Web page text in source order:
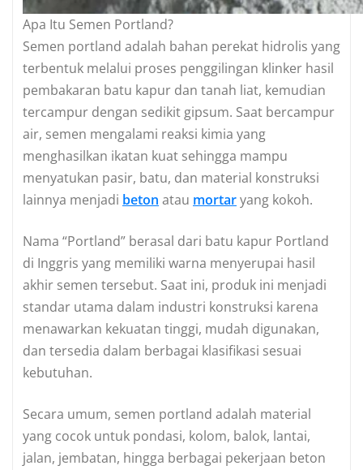
Apa Itu Semen Portland?
Semen portland adalah bahan perekat hidrolis yang
terbentuk melalui proses penggilingan klinker hasil
pembakaran batu kapur dan tanah liat, kemudian
tercampur dengan sedikit gipsum. Saat bercampur
air, semen mengalami reaksi kimia yang
menghasilkan ikatan kuat sehingga mampu
menyatukan pasir, batu, dan material konstruksi
lainnya menjadi beton atau mortaryang kokoh.
Nama “Portland” berasal dari batu kapur Portland
di Inggris yang memiliki warna menyerupai hasil
akhir semen tersebut. Saat ini, produk ini menjadi
standar utama dalam industri konstruksi karena
menawarkan kekuatan tinggi, mudah digunakan,
dan tersedia dalam berbagai klasifikasi sesuai
kebutuhan.
Secara umum, semen portland adalah material
yang cocok untuk pondasi, kolom, balok, lantai,
jalan, jembatan, hingga berbagai pekerjaan beton